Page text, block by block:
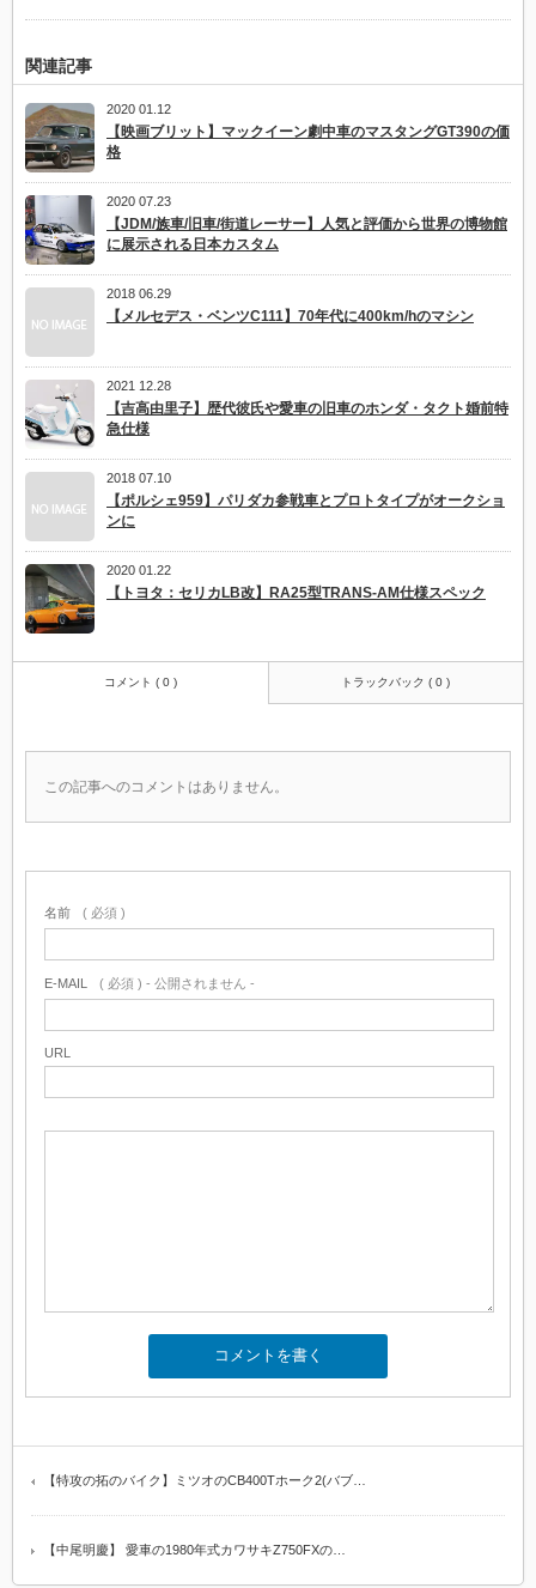
関連記事
2020 01.12
【映画ブリット】マックイーン劇中車のマスタングGT390の価
格
2020 07.23
【JDM/族車/旧車/街道レーサー】人気と評価から世界の博物館
に展示される日本カスタム
2018 06.29
【メルセデス・ベンツC111】70年代に400km/hのマシン
2021 12.28
【吉高由里子】歴代彼氏や愛車の旧車のホンダ・タクト婚前特
急仕様
2018 07.10
【ポルシェ959】パリダカ参戦車とプロトタイプがオークショ
ンに
2020 01.22
【トヨタ：セリカLB改】RA25型TRANS-AM仕様スペック
コメント ( 0 ) トラックバック ( 0 )
この記事へのコメントはありません。
名前 ( 必須 )
E-MAIL ( 必須 ) - 公開されません -
URL
【特攻の拓のバイク】ミツオのCB400Tホーク2(バブ…
【中尾明慶】 愛車の1980年式カワサキZ750FXの…